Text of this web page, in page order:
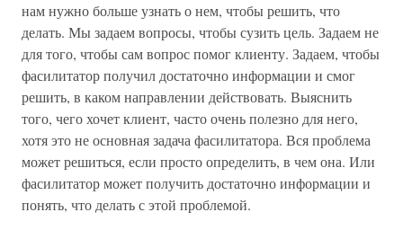
нам нужно больше узнать о нем, чтобы решить, что
делать. Мы задаем вопросы, чтобы сузить цель. Задаем не
для того, чтобы сам вопрос помог клиенту. Задаем, чтобы
фасилитатор получил достаточно информации и смог
решить, в каком направлении действовать. Выяснить
того, чего хочет клиент, часто очень полезно для него,
хотя это не основная задача фасилитатора. Вся проблема
может решиться, если просто определить, в чем она. Или
фасилитатор может получить достаточно информации и
понять, что делать с этой проблемой.